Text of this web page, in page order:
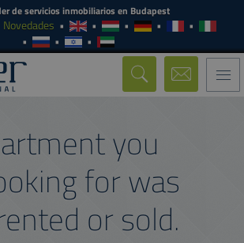
de servicios inmobiliarios en Budapest
Novedades
you
for was
or sold.